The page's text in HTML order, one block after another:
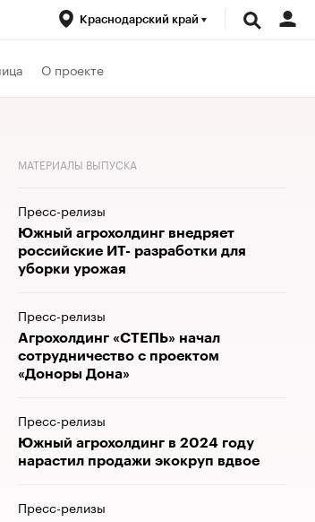
Краснодарский край
О проекте
МАТЕРИАЛЫ ВЫПУСКА
Пресс-релизы
Южный агрохолдинг внедряет
российские ИТ- разработки для
уборки урожая
Пресс-релизы
Агрохолдинг «СТЕПЬ» начал
сотрудничество с проектом
«Доноры Дона»
Пресс-релизы
Южный агрохолдинг в 2024 году
нарастил продажи экокруп вдвое
Пресс-релизы